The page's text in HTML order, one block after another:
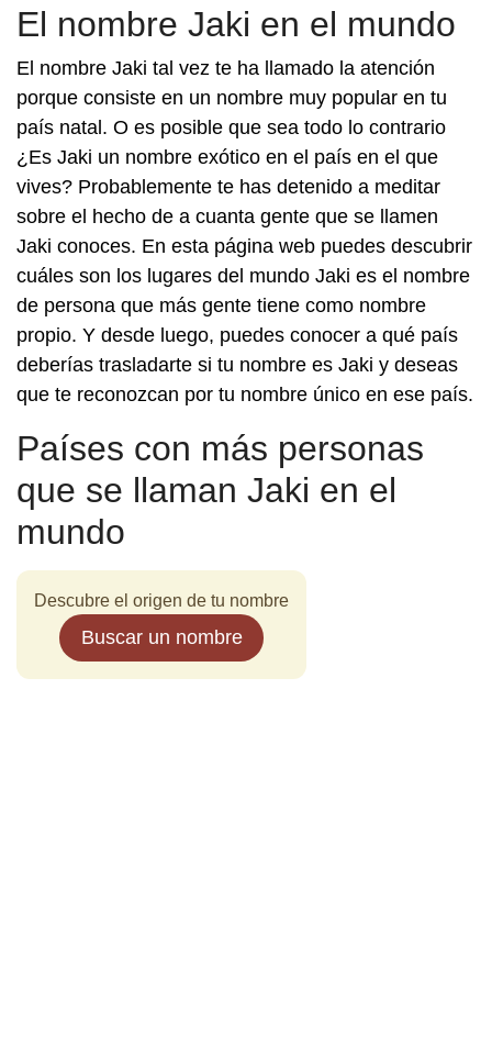
El nombre Jaki en el mundo
El nombre Jaki tal vez te ha llamado la atención
porque consiste en un nombre muy popular en tu
país natal. O es posible que sea todo lo contrario
¿Es Jaki un nombre exótico en el país en el que
vives? Probablemente te has detenido a meditar
sobre el hecho de a cuanta gente que se llamen
Jaki conoces. En esta página web puedes descubrir
cuáles son los lugares del mundo Jaki es el nombre
de persona que más gente tiene como nombre
propio. Y desde luego, puedes conocer a qué país
deberías trasladarte si tu nombre es Jaki y deseas
que te reconozcan por tu nombre único en ese país.
Países con más personas
que se llaman Jaki en el
mundo
Descubre el origen de tu nombre
Buscar un nombre